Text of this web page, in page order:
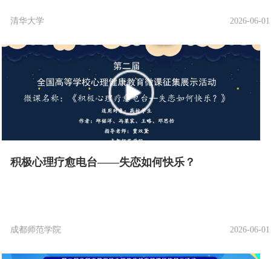
清华大学 2026-06-01
积极心理疗愈电台——失恋如何快乐？
成都师范学院 2026-06-01